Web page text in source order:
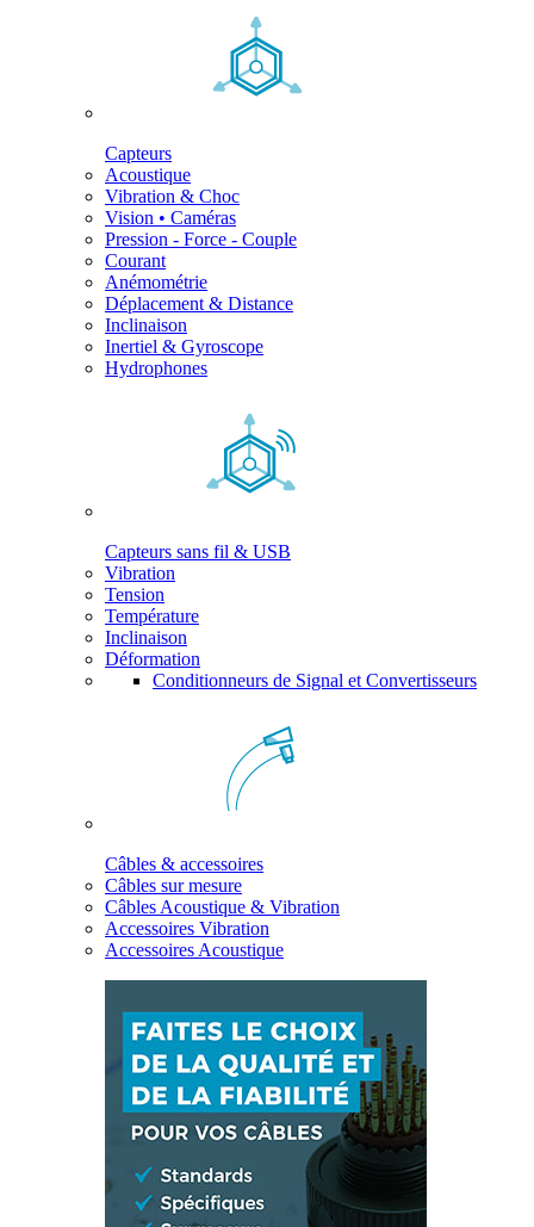
Capteurs
Acoustique
Vibration & Choc
Vision • Caméras
Pression - Force - Couple
Courant
Anémométrie
Déplacement & Distance
Inclinaison
Inertiel & Gyroscope
Hydrophones
Capteurs sans fil & USB
Vibration
Tension
Température
Inclinaison
Déformation
Conditionneurs de Signal et Convertisseurs
Câbles & accessoires
Câbles sur mesure
Câbles Acoustique & Vibration
Accessoires Vibration
Accessoires Acoustique